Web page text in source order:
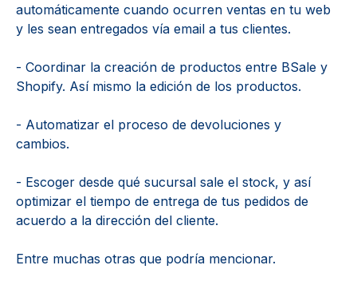
automáticamente cuando ocurren ventas en tu web
y les sean entregados vía email a tus clientes.
- Coordinar la creación de productos entre BSale y
Shopify. Así mismo la edición de los productos.
- Automatizar el proceso de devoluciones y
cambios.
- Escoger desde qué sucursal sale el stock, y así
optimizar el tiempo de entrega de tus pedidos de
acuerdo a la dirección del cliente.
Entre muchas otras que podría mencionar.